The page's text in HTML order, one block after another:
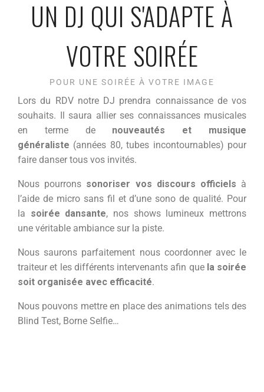
UN DJ QUI S'ADAPTE À
VOTRE SOIRÉE
POUR UNE SOIRÉE À VOTRE IMAGE
Lors du RDV notre DJ prendra connaissance de vos
souhaits. Il saura allier ses connaissances musicales
en terme de nouveautés et musique
généraliste (années 80, tubes incontournables) pour
faire danser tous vos invités.
Nous pourrons sonoriser vos discours officiels à
l’aide de micro sans fil et d’une sono de qualité. Pour
la soirée dansante, nos shows lumineux mettrons
une véritable ambiance sur la piste.
Nous saurons parfaitement nous coordonner avec le
traiteur et les différents intervenants afin que la soirée
soit organisée avec efficacité.
Nous pouvons mettre en place des animations tels des
Blind Test, Borne Selfie…